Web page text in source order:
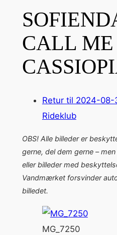
CALL ME
Retur til 2024-08-
Rideklub
OBS! Alle billeder er
gerne, del dem gerne –
eller billeder med
Vandmærket forsvinder
billedet.
MG_7250